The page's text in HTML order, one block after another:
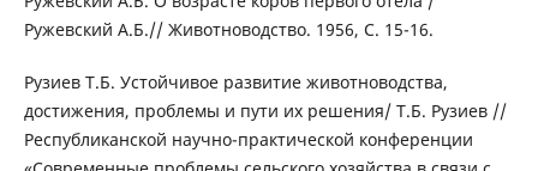
Ружевский А.Б.// Животноводство. 1956, С. 15-16.
Рузиев Т.Б. Устойчивое развитие животноводства,
достижения, проблемы и пути их решения/ Т.Б. Рузиев //
Республиканской научно-практической конференции